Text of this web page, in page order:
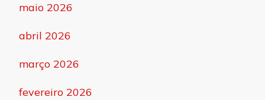
maio 2026
abril 2026
março 2026
fevereiro 2026